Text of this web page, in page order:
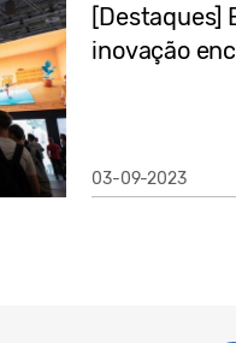
[Destaques]
inovação
03-09-2023